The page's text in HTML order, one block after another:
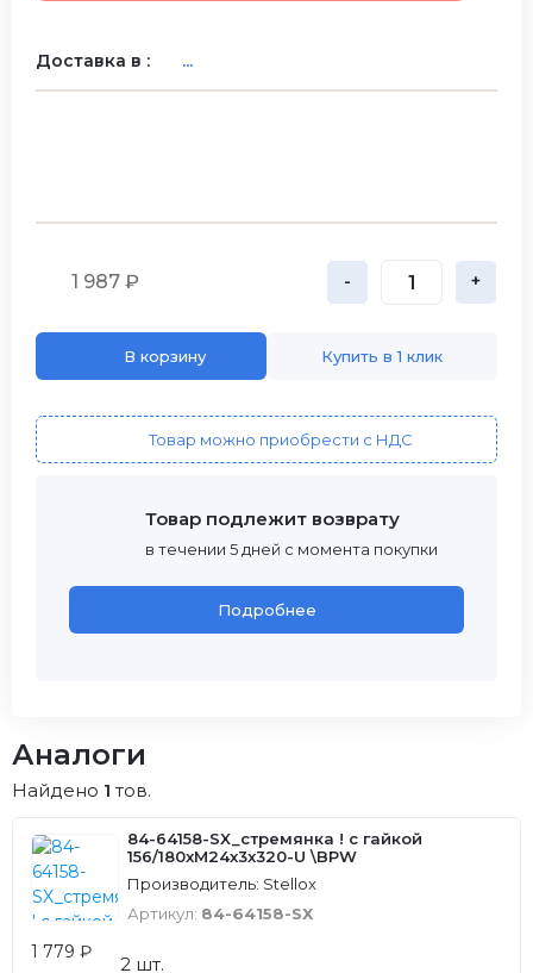
Доставка в : ...
1 987 ₽ - +
В корзину Купить в 1 клик
Товар можно приобрести с НДС
Товар подлежит возврату
в течении 5 дней с момента покупки
Подробнее
Аналоги
Найдено 1 тов.
84-64158-SX_стремянка ! с гайкой
156/180xM24x3x320-U \BPW
Производитель: Stellox
Артикул: 84-64158-SX
1 779 ₽
2 шт.